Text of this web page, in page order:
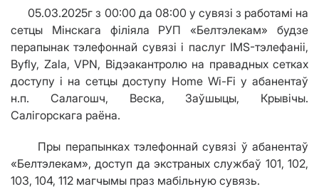
05.03.2025г з 00:00 да 08:00 у сувязі з работамі на
сетцы Мінскага філіяла РУП «Белтэлекам» будзе
перапынак тэлефоннай сувязі і паслуг IMS-тэлефаніі,
Byfly, Zala, VPN, Відэакантролю на правадных сетках
доступу і на сетцы доступу Home Wi-Fi у абанентаў
н.п. Салагошч, Веска, Заўшыцы, Крывічы.
Салігорскага раёна.
Пры перапынках тэлефоннай сувязі ў абанентаў
«Белтэлекам», доступ да экстраных службаў 101, 102,
103, 104, 112 магчымы праз мабільную сувязь.